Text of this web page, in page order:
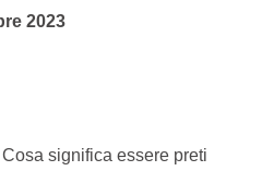
2023
significa essere preti